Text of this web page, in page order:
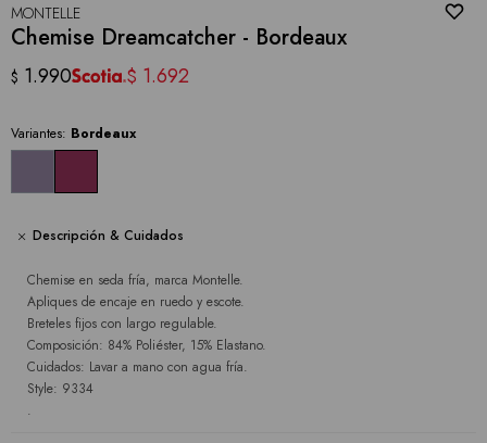
MONTELLE
Chemise Dreamcatcher - Bordeaux
$ 1.990 $ 1.692
Variantes: Bordeaux
Descripción & Cuidados
Chemise en seda fría, marca Montelle.
Apliques de encaje en ruedo y escote.
Breteles fijos con largo regulable.
Composición: 84% Poliéster, 15% Elastano.
Cuidados: Lavar a mano con agua fría.
Style: 9334
.